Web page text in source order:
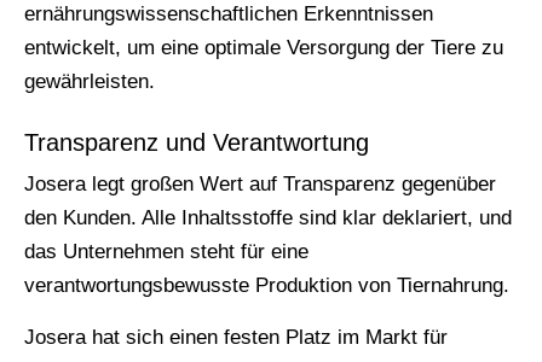
ernährungswissenschaftlichen Erkenntnissen
entwickelt, um eine optimale Versorgung der Tiere zu
gewährleisten.
Transparenz und Verantwortung
Josera legt großen Wert auf Transparenz gegenüber
den Kunden. Alle Inhaltsstoffe sind klar deklariert, und
das Unternehmen steht für eine
verantwortungsbewusste Produktion von Tiernahrung.
Josera hat sich einen festen Platz im Markt für